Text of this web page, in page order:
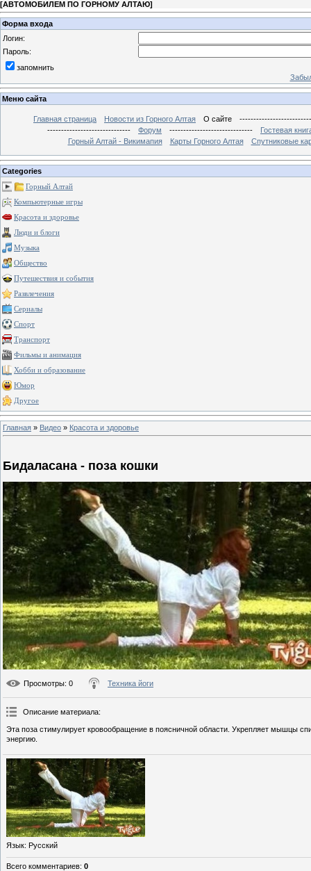
[АВТОМОБИЛЕМ ПО ГОРНОМУ АЛТАЮ]
Форма входа
Логин:
Пароль:
запомнить
Меню сайта
Главная страница Новости из Горного Алтая О сайте
------------------------------
Форум ------------------------------
Гостевая
Горный Алтай - Викимапия
Карты Горного Алтая Спутниковые
Categories
Горный Алтай
Компьютерные игры
Красота и здоровье
Люди и блоги
Музыка
Общество
Путешествия и события
Развлечения
Сериалы
Спорт
Транспорт
Фильмы и анимация
Хобби и образование
Юмор
Другое
Главная » Видео » Красота и здоровье
Бидаласана - поза кошки
Просмотры: 0 Техника йоги
Описание материала:
Эта поза стимулирует кровообращение в поясничной области. Укрепляет мышцы
энергию.
Язык: Русский
Всего комментариев: 0